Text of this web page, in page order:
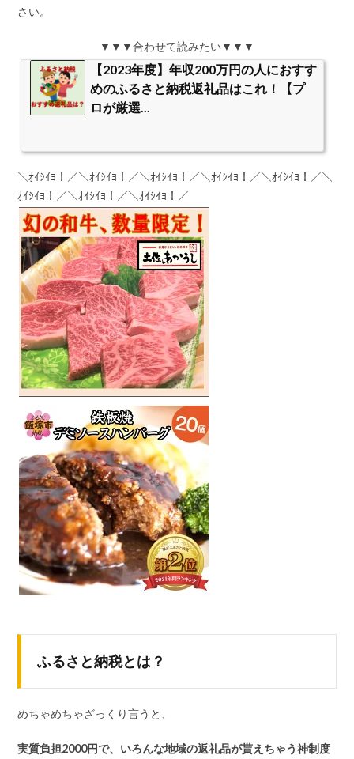
さい。
▼▼▼合わせて読みたい▼▼▼
【2023年度】年収200万円の人におすす
めのふるさと納税返礼品はこれ！【プ
ロが厳選...
＼ｵｲｼｲﾖ！／＼ｵｲｼｲﾖ！／＼ｵｲｼｲﾖ！／＼ｵｲｼｲﾖ！／＼ｵｲｼｲﾖ！／＼
ｵｲｼｲﾖ！／＼ｵｲｼｲﾖ！／＼ｵｲｼｲﾖ！／
ふるさと納税とは？
めちゃめちゃざっくり言うと、
実質負担2000円で、いろんな地域の返礼品が貰えちゃう神制度